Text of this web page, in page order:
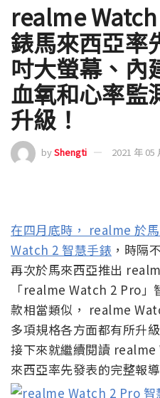
realme
錶馬來西亞率
吋大螢幕、內
血氧和心率監
升級！
byShengti 2021 年 05
在四月底時， realme 於
Watch 2 智慧手錶 ，時隔
再次於馬來西亞推出
「realme Watch 2 Pro」
款相當類似， realme
多項規格各方面都有所升
接下來就繼續閱讀
來西亞率先發表的完整報導